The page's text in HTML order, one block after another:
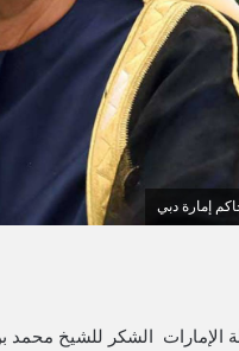
إمارة دبي
الشكر للشيخ محمد